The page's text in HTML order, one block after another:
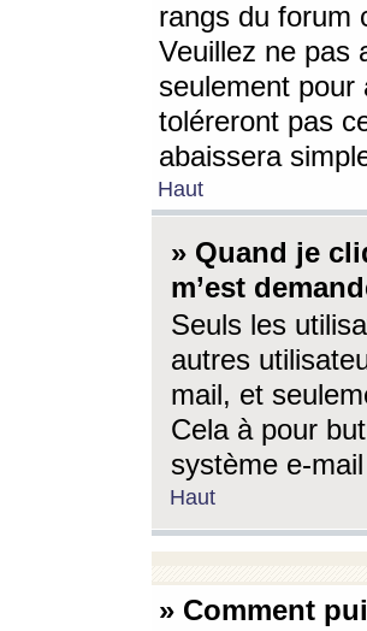
rangs du forum
Veuillez ne pas
seulement pour
toléreront pas
abaissera
Haut
» Quand je
m’est
Seuls les
autres
mail, et
Cela à pour
système e-
Haut
» Comment